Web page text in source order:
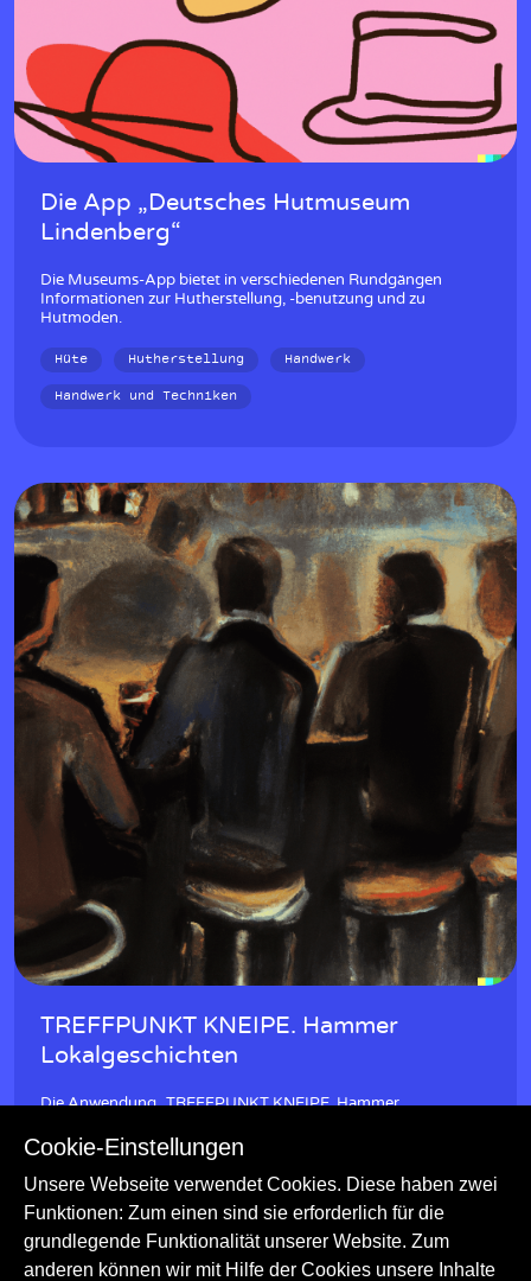
Die App „Deutsches Hutmuseum
Lindenberg“
Die Museums-App bietet in verschiedenen Rundgängen
Informationen zur Hutherstellung, -benutzung und zu
Hutmoden.
Hüte Hutherstellung
Handwerk
Handwerk und Techniken
TREFFPUNKT KNEIPE. Hammer
Lokalgeschichten
Die Anwendung „TREFFPUNKT KNEIPE. Hammer
Thema Kneipe.
Kulturgeschichte
Ortsgeschichte
Kneipenkultur
Gesellschaftliche Selbstorganisationen
Cookie-Einstellungen
Unsere Webseite verwendet Cookies. Diese haben zwei
Funktionen: Zum einen sind sie erforderlich für die
grundlegende Funktionalität unserer Website. Zum
anderen können wir mit Hilfe der Cookies unsere Inhalte